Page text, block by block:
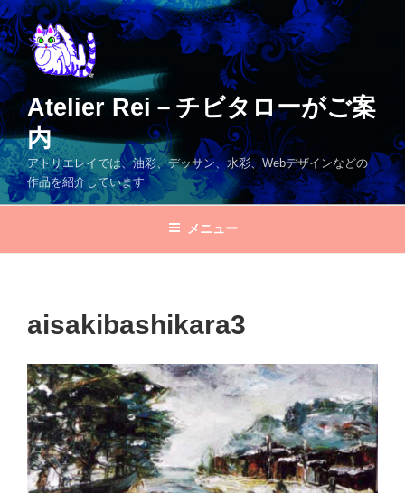
コ
ン
テ
ン
ツ
へ
ス
キ
ッ
プ
Atelier Rei－チビタローがご案
内
アトリエレイでは、油彩、デッサン、水彩、Webデザインなどの
作品を紹介しています
メニュー
aisakibashikara3